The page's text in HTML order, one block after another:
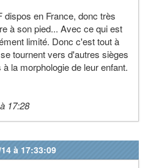
dispos en France, donc très
à son pied... Avec ce qui est
limité. Donc c'est tout à
tournent vers d'autres sièges
la morphologie de leur enfant.
17:28
à 17:33:09